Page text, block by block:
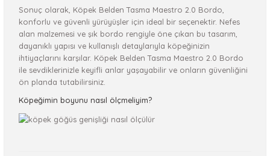
Sonuç olarak, Köpek Belden Tasma Maestro 2.0 Bordo,
konforlu ve güvenli yürüyüşler için ideal bir seçenektir. Nefes
alan malzemesi ve şık bordo rengiyle öne çıkan bu tasarım,
dayanıklı yapısı ve kullanışlı detaylarıyla köpeğinizin
ihtiyaçlarını karşılar. Köpek Belden Tasma Maestro 2.0 Bordo
ile sevdiklerinizle keyifli anlar yaşayabilir ve onların güvenliğini
ön planda tutabilirsiniz.
Köpeğimin boyunu nasıl ölçmeliyim?